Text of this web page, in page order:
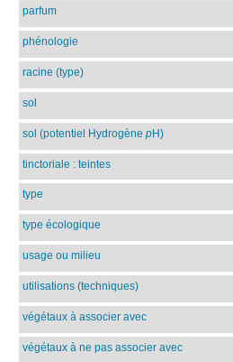
parfum
phénologie
racine (type)
sol
sol (potentiel Hydrogène pH)
tinctoriale : teintes
type
type écologique
usage ou milieu
utilisations (techniques)
végétaux à associer avec
végétaux à ne pas associer avec